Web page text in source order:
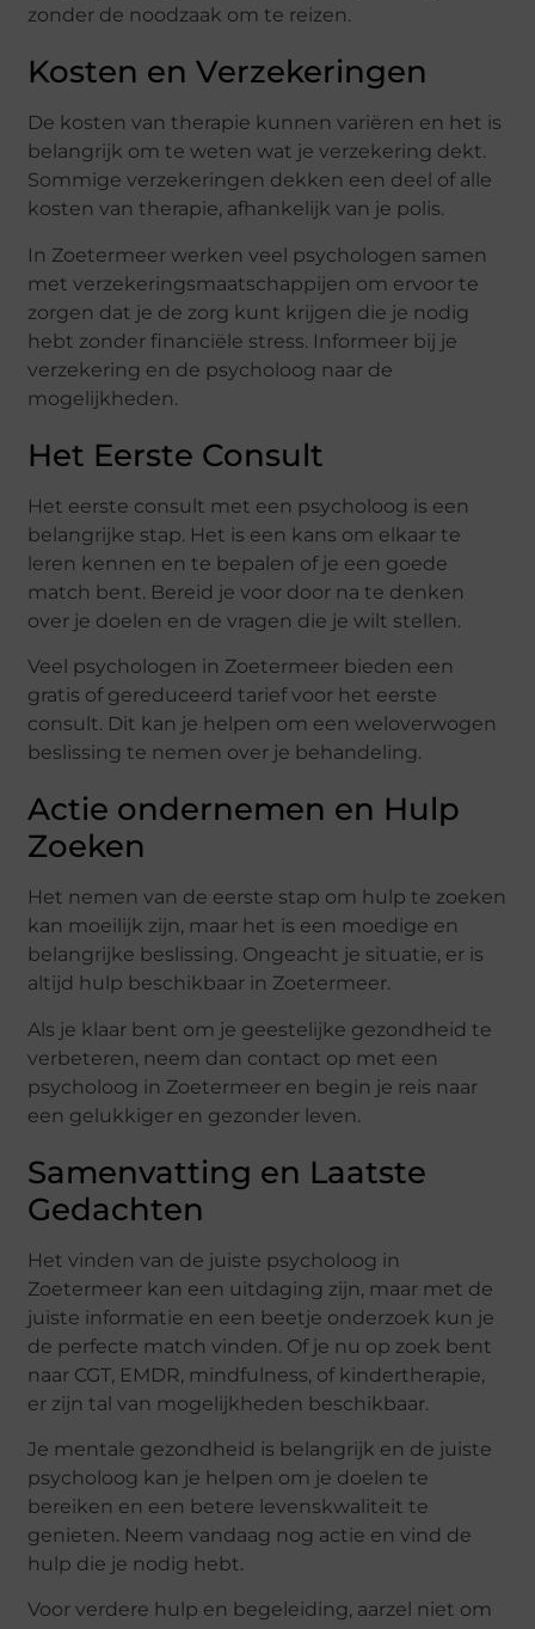
zonder de noodzaak om te reizen.
Kosten en Verzekeringen
De kosten van therapie kunnen variëren en het is
belangrijk om te weten wat je verzekering dekt.
Sommige verzekeringen dekken een deel of alle
kosten van therapie, afhankelijk van je polis.
In Zoetermeer werken veel psychologen samen
met verzekeringsmaatschappijen om ervoor te
zorgen dat je de zorg kunt krijgen die je nodig
hebt zonder financiële stress. Informeer bij je
verzekering en de psycholoog naar de
mogelijkheden.
Het Eerste Consult
Het eerste consult met een psycholoog is een
belangrijke stap. Het is een kans om elkaar te
leren kennen en te bepalen of je een goede
match bent. Bereid je voor door na te denken
over je doelen en de vragen die je wilt stellen.
Veel psychologen in Zoetermeer bieden een
gratis of gereduceerd tarief voor het eerste
consult. Dit kan je helpen om een weloverwogen
beslissing te nemen over je behandeling.
Actie ondernemen en Hulp
Zoeken
Het nemen van de eerste stap om hulp te zoeken
kan moeilijk zijn, maar het is een moedige en
belangrijke beslissing. Ongeacht je situatie, er is
altijd hulp beschikbaar in Zoetermeer.
Als je klaar bent om je geestelijke gezondheid te
verbeteren, neem dan contact op met een
psycholoog in Zoetermeer en begin je reis naar
een gelukkiger en gezonder leven.
Samenvatting en Laatste
Gedachten
Het vinden van de juiste psycholoog in
Zoetermeer kan een uitdaging zijn, maar met de
juiste informatie en een beetje onderzoek kun je
de perfecte match vinden. Of je nu op zoek bent
naar CGT, EMDR, mindfulness, of kindertherapie,
er zijn tal van mogelijkheden beschikbaar.
Je mentale gezondheid is belangrijk en de juiste
psycholoog kan je helpen om je doelen te
bereiken en een betere levenskwaliteit te
genieten. Neem vandaag nog actie en vind de
hulp die je nodig hebt.
Voor verdere hulp en begeleiding, aarzel niet om